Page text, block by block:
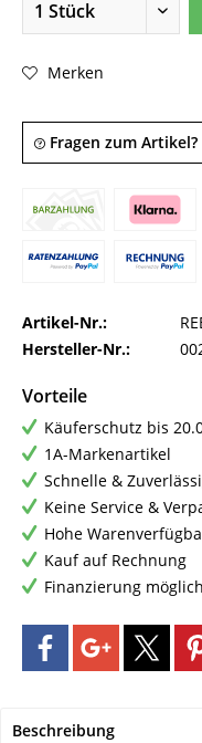
Merken
Fragen zum Artikel?
Artikel-Nr.:
Hersteller-Nr.:
Vorteile
Käuferschutz bis
1A-Markenartikel
Schnelle &
Keine Service &
Hohe
Kauf auf Rechnung
Finanzierung möglich
Beschreibung